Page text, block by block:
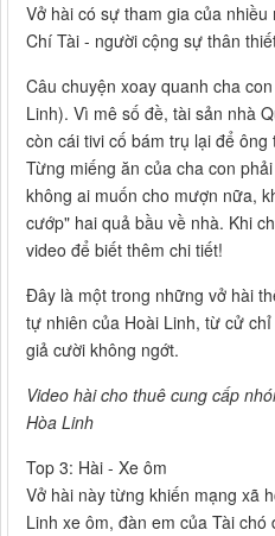
Vở hài có sự tham gia của
Chí Tài - người cộng sự thân
Câu chuyện xoay quanh cha
Linh). Vì mê số đề, tài sản nhà
còn cái tivi cố bám trụ lại để
Từng miếng ăn của cha con
không ai muốn cho mượn nữa,
cướp" hai quả bầu về nhà. Khi
video để biết thêm chi tiết!
Đây là một trong những vở hài
tự nhiên của Hoài Linh, từ cử
giả cười không ngớt.
Video hài cho thuê cung cấp
Hòa Linh
Top 3: Hài - Xe ôm
Vở hài này từng khiến mạng xã
Linh xe ôm, đàn em của Tài